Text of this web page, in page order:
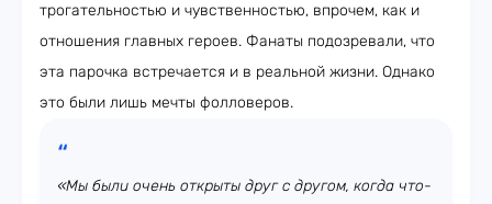
трогательностью и чувственностью, впрочем, как и
отношения главных героев. Фанаты подозревали, что
эта парочка встречается и в реальной жизни. Однако
это были лишь мечты фолловеров.
«Мы были очень открыты друг с другом, когда что-